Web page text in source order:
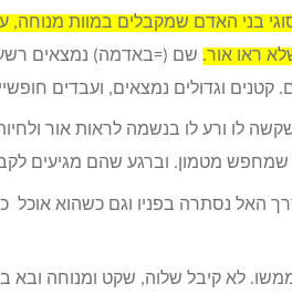
בני האדם שמקבלים במוות
ראו אור. שם (=באדמה) נמצאים
וגדולים נמצאים, ועבדים
לו ורע לו בנשמה לראות אור
מטמון. וברגע שהם מגיעים
האל נסתרה בפניו וגם כשהוא אוכל
לא קיבל שלוה, שקט ומנוחה ובא